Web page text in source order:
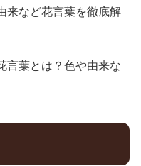
来など花言葉を徹底解
言葉とは？色や由来な